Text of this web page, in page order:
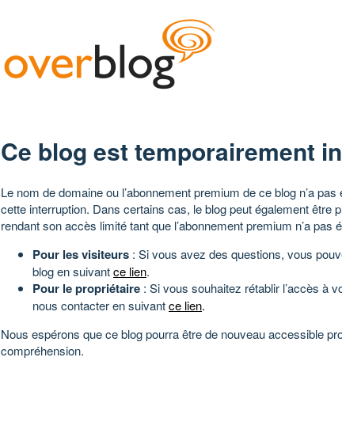
Ce blog est temporairement
Le nom de domaine ou l’abonnement premium de ce blog n’a
cette interruption. Dans certains cas, le blog peut également être
rendant son accès limité tant que l’abonnement premium n’a pas
Pour les visiteurs : Si vous avez des questions, vous
blog en suivantce lien.
Pour le propriétaire : Si vous souhaitez rétablir l’accès à
nous contacter en suivantce lien.
Nous espérons que ce blog pourra être de nouveau accessible
compréhension.